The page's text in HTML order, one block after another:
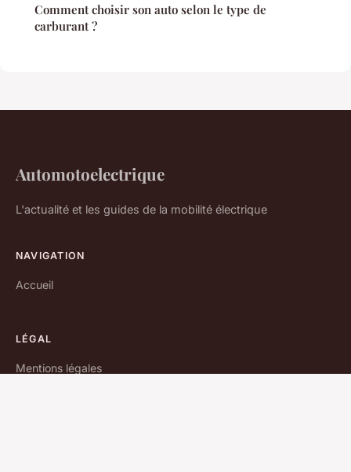
Comment choisir son auto selon le type de
carburant ?
Automotoelectrique
L'actualité et les guides de la mobilité électrique
NAVIGATION
Accueil
LÉGAL
Mentions légales